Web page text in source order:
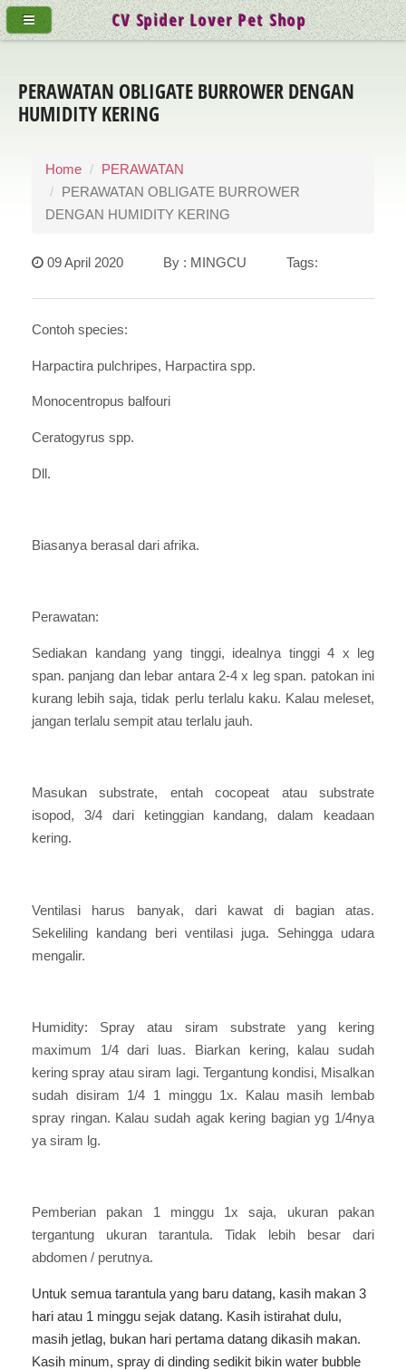
PERAWATAN OBLIGATE BURROWER DENGAN
HUMIDITY KERING
Home
PERAWATAN
PERAWATAN OBLIGATE BURROWER
DENGAN HUMIDITY KERING
09 April 2020 By : MINGCU Tags:
Contoh species:
Harpactira pulchripes, Harpactira spp.
Monocentropus balfouri
Ceratogyrus spp.
Dll.
Biasanya berasal dari afrika.
Perawatan:
Sediakan kandang yang tinggi, idealnya tinggi 4 x leg
span. panjang dan lebar antara 2-4 x leg span. patokan ini
kurang lebih saja, tidak perlu terlalu kaku. Kalau meleset,
jangan terlalu sempit atau terlalu jauh.
Masukan substrate, entah cocopeat atau substrate
isopod, 3/4 dari ketinggian kandang, dalam keadaan
kering.
Ventilasi harus banyak, dari kawat di bagian atas.
Sekeliling kandang beri ventilasi juga. Sehingga udara
mengalir.
Humidity: Spray atau siram substrate yang kering
maximum 1/4 dari luas. Biarkan kering, kalau sudah
kering spray atau siram lagi. Tergantung kondisi, Misalkan
sudah disiram 1/4 1 minggu 1x. Kalau masih lembab
spray ringan. Kalau sudah agak kering bagian yg 1/4nya
ya siram lg.
Pemberian pakan 1 minggu 1x saja, ukuran pakan
tergantung ukuran tarantula. Tidak lebih besar dari
abdomen / perutnya.
Untuk semua tarantula yang baru datang, kasih makan 3
hari atau 1 minggu sejak datang. Kasih istirahat dulu,
masih jetlag, bukan hari pertama datang dikasih makan.
Kasih minum, spray di dinding sedikit bikin water bubble
CV Spider Lover Pet Shop